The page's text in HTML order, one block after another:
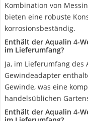
Kombination von
bieten eine robuste
korrosionsbeständig.
Enthält der Aqualin 4-
im Lieferumfang?
Ja, im Lieferumfang
Gewindeadapter
Gewinde, was eine
handelsüblichen
Enthält der Aqualin 4-